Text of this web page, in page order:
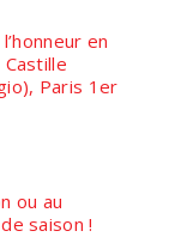
en
Paris 1er
ou au
saison !